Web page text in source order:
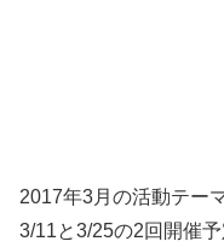
2017年3月の活動テー
3/11と3/25の2回開催予